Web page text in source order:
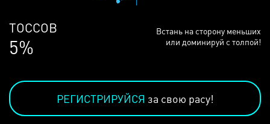
ЛЮДЕЙ
68%
Встань на сторону меньших
или доминируй с толпой!
РЕГИСТРИРУЙСЯ за свою расу!